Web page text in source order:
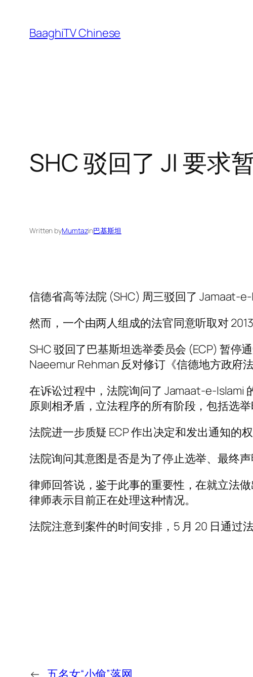
content
BaaghiTV Chinese
SHC 驳回了 JI 要求
Written byMumtazin巴基斯坦
信德省高等法院 (SHC) 周三驳回了 Jamaat-
然而，一个由两人组成的法官同意听取对
SHC 驳回了巴基斯坦选举委员会 (ECP) 暂停
Naeemur Rehman 反对修订《信德地方政府
在诉讼过程中，法院询问了 Jamaat-e-Islami
原则相矛盾，立法程序的所有阶段，包括选
法院进一步质疑 ECP 作出决定和发出通知的
法院询问其意图是否是为了停止选举、最终声
律师回答说，鉴于此事的重要性，在就立法
律师表示目前正在处理这种情况。
法院注意到案件的时间安排，5 月 20 日通过